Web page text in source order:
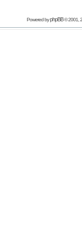
Powered byphpBB© 2001,